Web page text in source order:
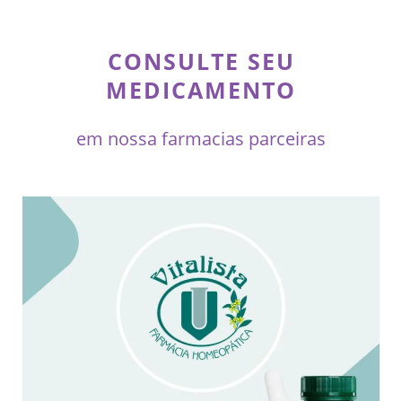
CONSULTE SEU
MEDICAMENTO
em nossa farmacias parceiras